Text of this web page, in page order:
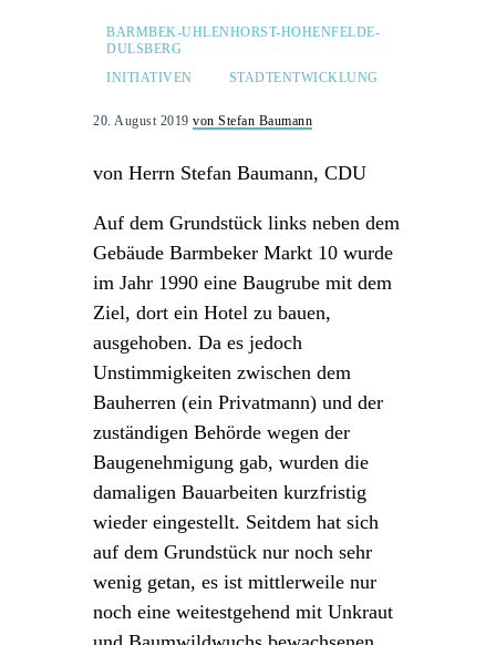
BARMBEK-UHLENHORST-HOHENFELDE-
DULSBERG
INITIATIVEN
STADTENTWICKLUNG
20. August 2019 von Stefan Baumann
von Herrn Stefan Baumann, CDU
Auf dem Grundstück links neben dem
Gebäude Barmbeker Markt 10 wurde
im Jahr 1990 eine Baugrube mit dem
Ziel, dort ein Hotel zu bauen,
ausgehoben. Da es jedoch
Unstimmigkeiten zwischen dem
Bauherren (ein Privatmann) und der
zuständigen Behörde wegen der
Baugenehmigung gab, wurden die
damaligen Bauarbeiten kurzfristig
wieder eingestellt. Seitdem hat sich
auf dem Grundstück nur noch sehr
wenig getan, es ist mittlerweile nur
noch eine weitestgehend mit Unkraut